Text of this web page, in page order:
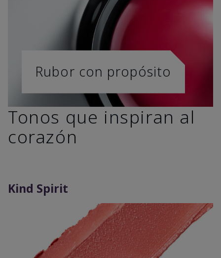
Rubor con propósito
Tonos que inspiran al
corazón
Kind Spirit